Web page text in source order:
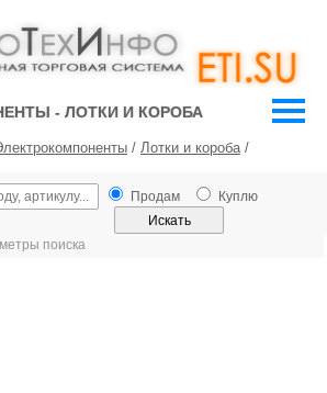
- ЛОТКИ И КОРОБА
/ Лотки и короба/
Продам Куплю
поиска